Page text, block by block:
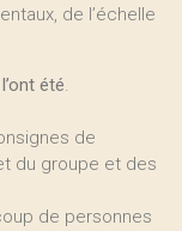
de l’échelle
été.
de
du groupe et des
de personnes